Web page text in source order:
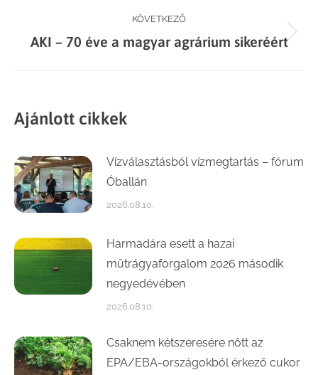
KÖVETKEZŐ
Next
AKI – 70 éve a magyar agrárium sikeréért
Ajánlott cikkek
Vízválasztásból vízmegtartás – fórum
Óballán
2026.08.10.
Harmadára esett a hazai
műtrágyaforgalom 2026 második
negyedévében
2026.08.10.
Csaknem kétszeresére nőtt az
EPA/EBA-országokból érkező cukor